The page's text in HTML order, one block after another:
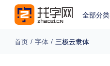
全部分类
首页 / 字体 / 三极云隶体